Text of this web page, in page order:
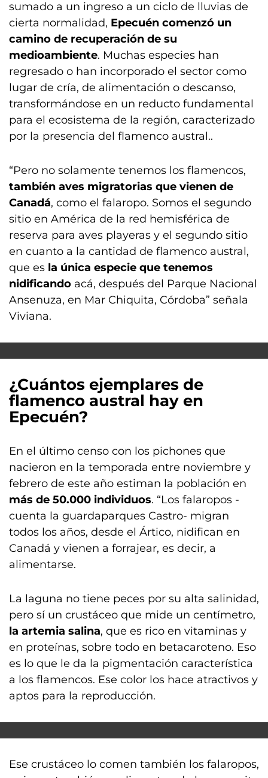
sumado a un ingreso a un ciclo de lluvias de
cierta normalidad, Epecuén comenzó un
camino de recuperación de su
medioambiente. Muchas especies han
regresado o han incorporado el sector como
lugar de cría, de alimentación o descanso,
transformándose en un reducto fundamental
para el ecosistema de la región, caracterizado
por la presencia del flamenco austral..
“Pero no solamente tenemos los flamencos,
también aves migratorias que vienen de
Canadá, como el falaropo. Somos el segundo
sitio en América de la red hemisférica de
reserva para aves playeras y el segundo sitio
en cuanto a la cantidad de flamenco austral,
que es la única especie que tenemos
nidificando acá, después del Parque Nacional
Ansenuza, en Mar Chiquita, Córdoba” señala
Viviana.
¿Cuántos ejemplares de
flamenco austral hay en
Epecuén?
En el último censo con los pichones que
nacieron en la temporada entre noviembre y
febrero de este año estiman la población en
más de 50.000 individuos. “Los falaropos -
cuenta la guardaparques Castro- migran
todos los años, desde el Ártico, nidifican en
Canadá y vienen a forrajear, es decir, a
alimentarse.
La laguna no tiene peces por su alta salinidad,
pero sí un crustáceo que mide un centímetro,
la artemia salina, que es rico en vitaminas y
en proteínas, sobre todo en betacaroteno. Eso
es lo que le da la pigmentación característica
a los flamencos. Ese color los hace atractivos y
aptos para la reproducción.
Ese crustáceo lo comen también los falaropos,